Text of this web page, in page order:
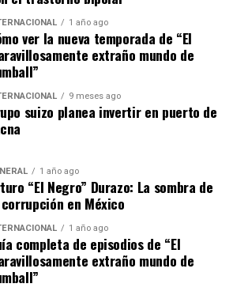
Gómez,
necesita
su defensa para
de último
ocurrió
La clave
mantener la
y aprovechar las
de ataque.”
aunque menos favorecido
1 año ago
ver la nueva temporada de “El
extraño mundo de
9 meses ago
suizo planea invertir en puerto de
1 año ago
“El Negro” Durazo: La sombra de
en México
1 año ago
completa de episodios de “El
extraño mundo de